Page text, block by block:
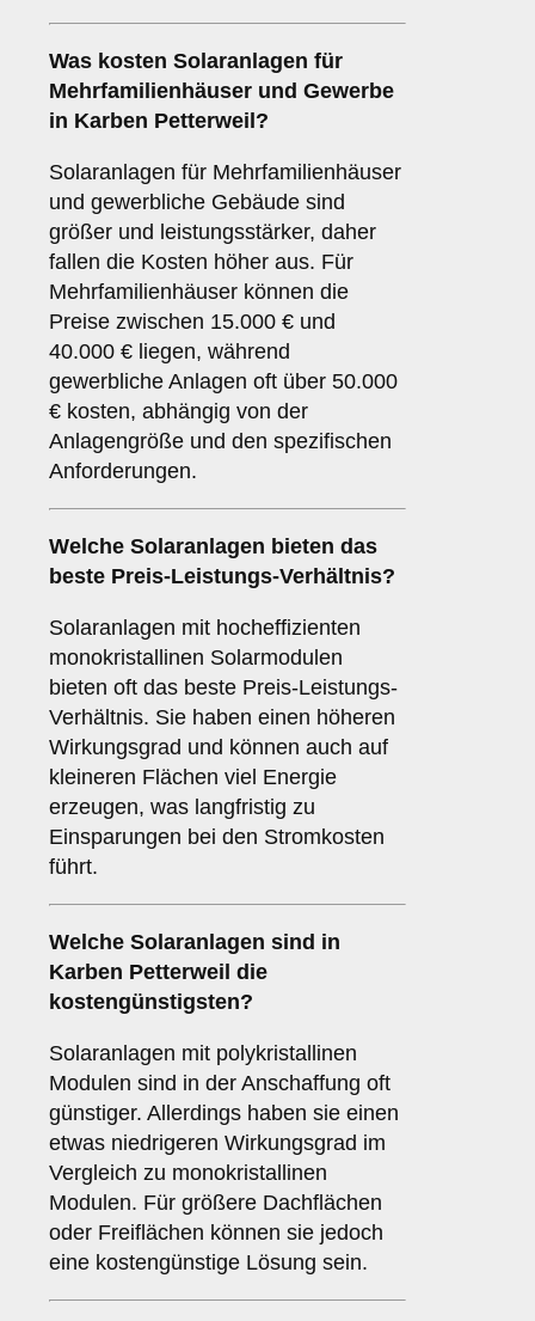
Was kosten Solaranlagen für
Mehrfamilienhäuser und Gewerbe
in Karben Petterweil?
Solaranlagen für Mehrfamilienhäuser
und gewerbliche Gebäude sind
größer und leistungsstärker, daher
fallen die Kosten höher aus. Für
Mehrfamilienhäuser können die
Preise zwischen 15.000 € und
40.000 € liegen, während
gewerbliche Anlagen oft über 50.000
€ kosten, abhängig von der
Anlagengröße und den spezifischen
Anforderungen.
Welche Solaranlagen bieten das
beste Preis-Leistungs-Verhältnis?
Solaranlagen mit hocheffizienten
monokristallinen Solarmodulen
bieten oft das beste Preis-Leistungs-
Verhältnis. Sie haben einen höheren
Wirkungsgrad und können auch auf
kleineren Flächen viel Energie
erzeugen, was langfristig zu
Einsparungen bei den Stromkosten
führt.
Welche Solaranlagen sind in
Karben Petterweil die
kostengünstigsten?
Solaranlagen mit polykristallinen
Modulen sind in der Anschaffung oft
günstiger. Allerdings haben sie einen
etwas niedrigeren Wirkungsgrad im
Vergleich zu monokristallinen
Modulen. Für größere Dachflächen
oder Freiflächen können sie jedoch
eine kostengünstige Lösung sein.